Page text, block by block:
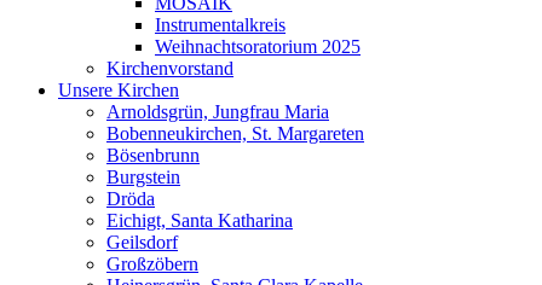
Instrumentalkreis
Weihnachtsoratorium 2025
Kirchenvorstand
Unsere Kirchen
Arnoldsgrün, Jungfrau Maria
Bobenneukirchen, St. Margareten
Bösenbrunn
Burgstein
Dröda
Eichigt, Santa Katharina
Geilsdorf
Großzöbern